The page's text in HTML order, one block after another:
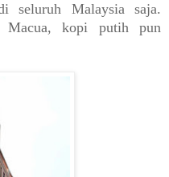
seluruh Malaysia saja.
Macua, kopi putih pun